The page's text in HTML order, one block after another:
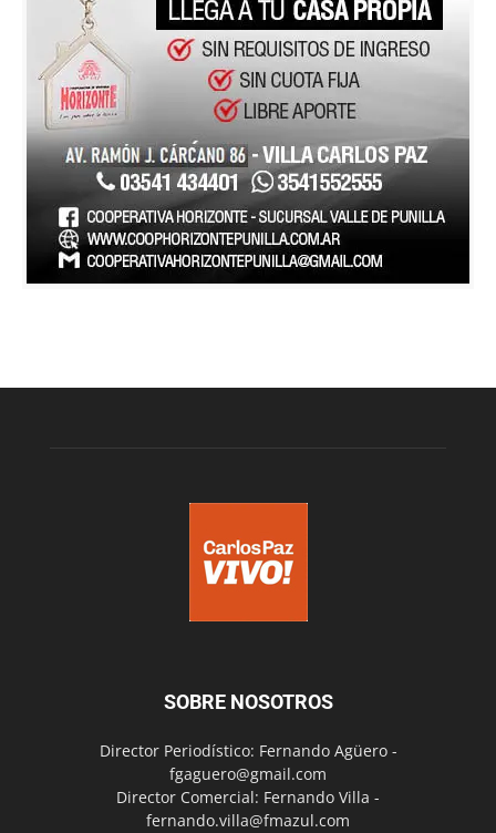
SOBRE NOSOTROS
Director Periodístico: Fernando Agüero -
fgaguero@gmail.com
Director Comercial: Fernando Villa -
fernando.villa@fmazul.com